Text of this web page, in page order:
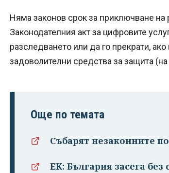
Няма законов срок за приключване на
Законодателния акт за цифровите
разследването или да го прекрати,
задоволителни средства за защита
Още по темата
Събарят незаконните
ЕК: България засега